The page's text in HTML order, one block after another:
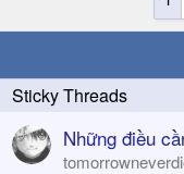
Những điều